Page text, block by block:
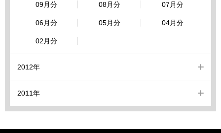
09月分 08月分 07月分
06月分 05月分 04月分
02月分
2012年
2011年